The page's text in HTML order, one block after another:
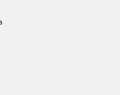
il supporto e i servizi
sviluppando nuovi
individuate.
di valorizzare la